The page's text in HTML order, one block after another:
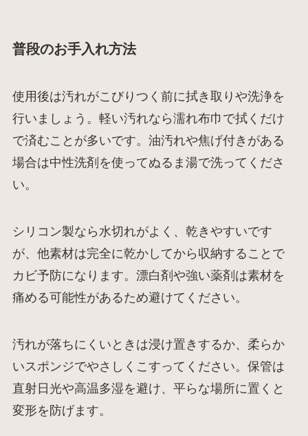
普段のお手入れ方法
使用後は汚れがこびりつく前に拭き取りや洗浄を
行いましょう。軽い汚れなら濡れ布巾で拭くだけ
で済むことが多いです。油汚れや焦げ付きがある
場合は中性洗剤を使ってぬるま湯で洗ってくださ
い。
シリコン製なら水切れがよく、乾きやすいです
が、他素材は完全に乾かしてから収納することで
カビ予防になります。漂白剤や強い薬剤は素材を
痛める可能性があるため避けてください。
汚れが落ちにくいときは浸け置きするか、柔らか
いスポンジでやさしくこすってください。保管は
直射日光や高温多湿を避け、平らな場所に置くと
変形を防げます。